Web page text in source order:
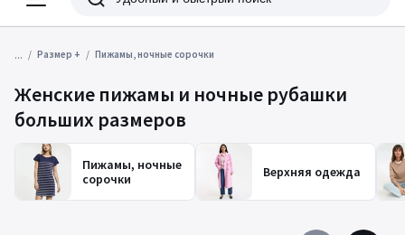
Меню Поиск
... Размер + Пижамы, ночные сорочки
Женские пижамы и ночные рубашки
больших размеров
Пижамы, ночные
сорочки
Верхняя одежда